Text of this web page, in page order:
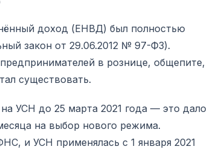
доход (ЕНВД) был полностью
закон от 29.06.2012 № 97-ФЗ).
в рознице, общепите,
существовать.
УСН до 25 марта 2021 года — это дало
на выбор нового режима.
и УСН применялась с 1 января 2021